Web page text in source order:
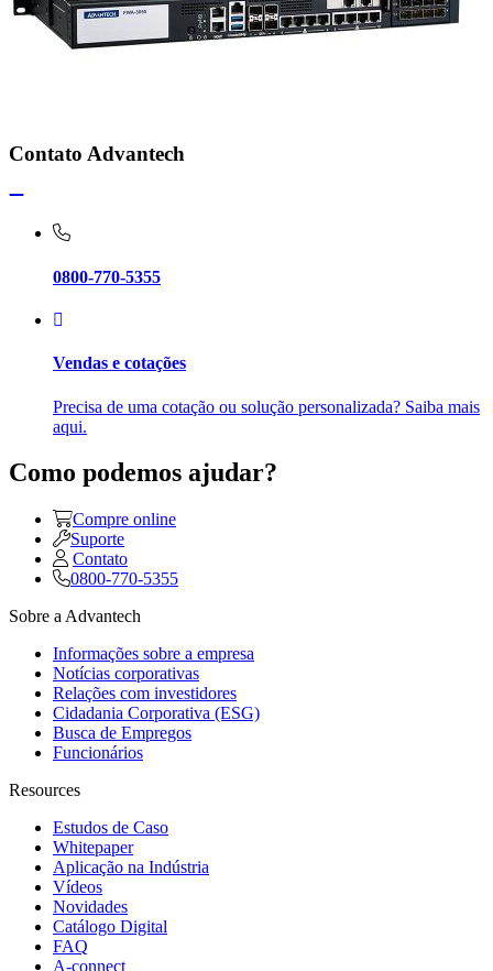
Contato Advantech
0800-770-5355
Vendas e cotações
Precisa de uma cotação ou solução personalizada? Saiba mais
aqui.
Como podemos ajudar?
Compre online
Suporte
Contato
0800-770-5355
Sobre a Advantech
Informações sobre a empresa
Notícias corporativas
Relações com investidores
Cidadania Corporativa (ESG)
Busca de Empregos
Funcionários
Resources
Estudos de Caso
Whitepaper
Aplicação na Indústria
Vídeos
Novidades
Catálogo Digital
FAQ
A-connect